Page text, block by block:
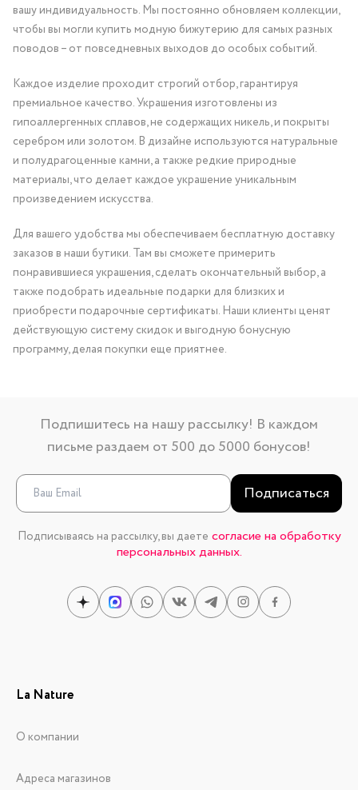
вашу индивидуальность. Мы постоянно обновляем коллекции,
чтобы вы могли купить модную бижутерию для самых разных
поводов – от повседневных выходов до особых событий.
Каждое изделие проходит строгий отбор, гарантируя
премиальное качество. Украшения изготовлены из
гипоаллергенных сплавов, не содержащих никель, и покрыты
серебром или золотом. В дизайне используются натуральные
и полудрагоценные камни, а также редкие природные
материалы, что делает каждое украшение уникальным
произведением искусства.
Для вашего удобства мы обеспечиваем бесплатную доставку
заказов в наши бутики. Там вы сможете примерить
понравившиеся украшения, сделать окончательный выбор, а
также подобрать идеальные подарки для близких и
приобрести подарочные сертификаты. Наши клиенты ценят
действующую систему скидок и выгодную бонусную
программу, делая покупки еще приятнее.
Подпишитесь на нашу рассылку! В каждом
письме раздаем от 500 до 5000 бонусов!
Подписаться
Подписываясь на рассылку, вы даете согласие на обработку
персональных данных.
La Nature
О компании
Адреса магазинов